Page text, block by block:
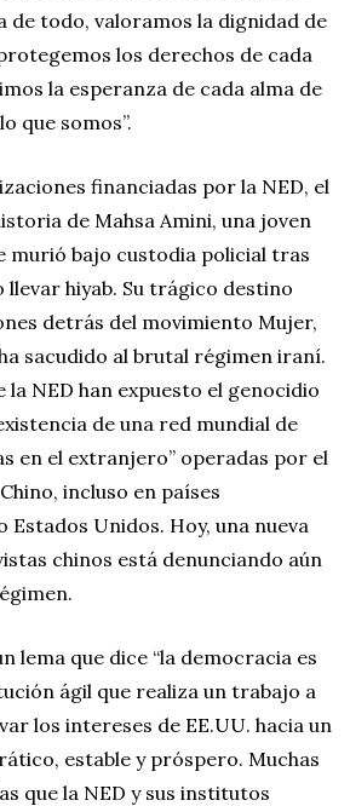
de todo, valoramos la dignidad de
los derechos de cada
la esperanza de cada alma de
que somos”.
financiadas por la NED, el
de Mahsa Amini, una joven
murió bajo custodia policial tras
hiyab. Su trágico destino
detrás del movimiento Mujer,
sacudido al brutal régimen iraní.
la NED han expuesto el genocidio
de una red mundial de
en el extranjero” operadas por el
incluso en países
Unidos. Hoy, una nueva
chinos está denunciando aún
lema que dice “la democracia es
ágil que realiza un trabajo a
los intereses de EE.UU. hacia un
estable y próspero. Muchas
que la NED y sus institutos